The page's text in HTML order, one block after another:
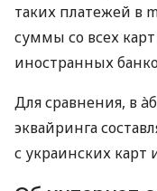
таких платежей в
суммы со всех
иностранных
Для сравнения, в
эквайринга
с украинских карт